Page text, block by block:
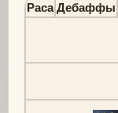
Раса Дебаффы